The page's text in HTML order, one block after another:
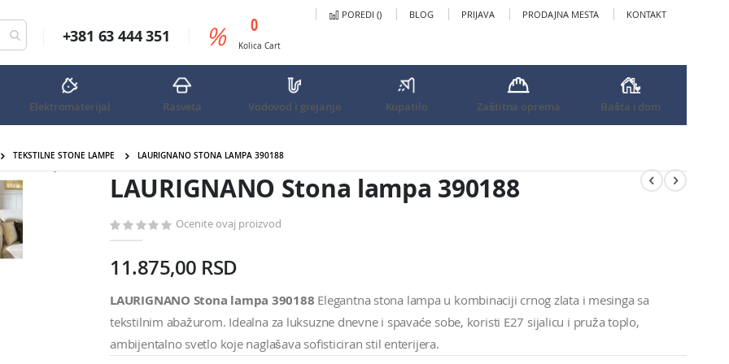
POREDI () BLOG PRIJAVA PRODAJNA MESTA KONTAKT
+381 63 444 351 % 0predmeta
Kolica Cart
Elektromaterijal Rasveta Vodovod i grejanje Kupatilo Zaštitna oprema Bašta i dom
TEKSTILNE STONE LAMPE
LAURIGNANO STONA LAMPA 390188
LAURIGNANO Stona lampa 390188
LAURIGNANO Stona lampa 390188
Ocenite ovaj proizvod
11.875,00 RSD
LAURIGNANO Stona lampa 390188 Elegantna stona lampa u kombinaciji crnog zlata i mesinga sa
tekstilnim abažurom. Idealna za luksuzne dnevne i spavaće sobe, koristi E27 sijalicu i pruža toplo,
ambijentalno svetlo koje naglašava sofisticiran stil enterijera.